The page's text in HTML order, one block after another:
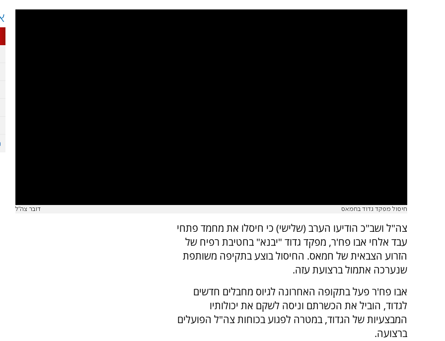
חיסול מפקד גדוד בחמאס דובר צה"ל
צה"ל ושב"כ הודיעו הערב (שלישי) כי חיסלו את מחמד פתחי
עבד אלחי אבו פח'ר, מפקד גדוד "יבנא" בחטיבת רפיח של
הזרוע הצבאית של חמאס. החיסול בוצע בתקיפה משותפת
שנערכה אתמול ברצועת עזה.
אבו פח'ר פעל בתקופה האחרונה לגיוס מחבלים חדשים
לגדוד, הוביל את הכשרתם וניסה לשקם את יכולותיו
המבצעיות של הגדוד, במטרה לפגוע בכוחות צה"ל הפועלים
ברצועה.